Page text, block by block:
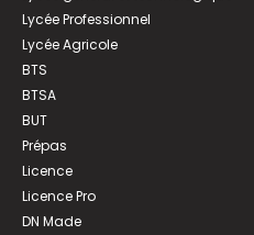
Lycée Professionnel
Lycée Agricole
BTS
BTSA
BUT
Prépas
Licence
Licence Pro
DN Made